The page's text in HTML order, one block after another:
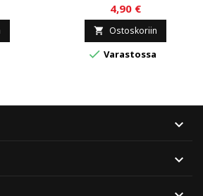
4,90 €
 Ostoskoriin
 Varastossa

